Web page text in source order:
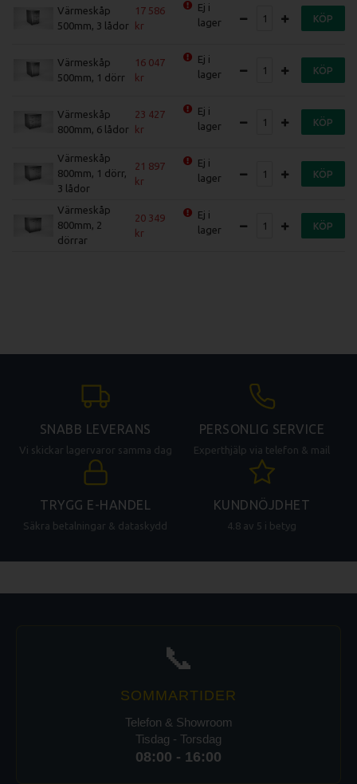
Värmeskåp
500mm, 3 lådor
17 586
Ej i
lager
KÖP
Värmeskåp
500mm, 1 dörr
16 047
Ej i
lager
KÖP
Värmeskåp
800mm, 6 lådor
23 427
Ej i
lager
KÖP
Värmeskåp
800mm, 1 dörr,
3 lådor
21 897
Ej i
lager
KÖP
Värmeskåp
800mm, 2
dörrar
20 349
Ej i
lager
KÖP
SNABB LEVERANS
Vi skickar lagervaror samma dag
PERSONLIG SERVICE
Experthjälp via telefon & mail
TRYGG E-HANDEL
Säkra betalningar & dataskydd
KUNDNÖJDHET
4.8 av 5 i betyg
📞
SOMMARTIDER
Telefon & Showroom
Tisdag - Torsdag
08:00 - 16:00